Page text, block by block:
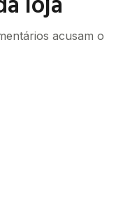
acusam o